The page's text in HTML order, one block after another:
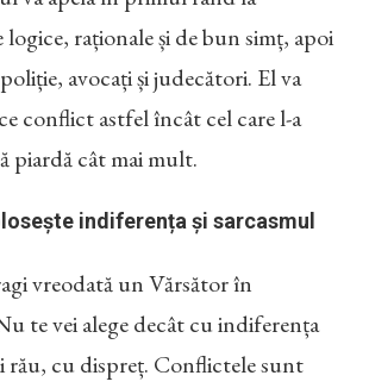
raționale și de bun simț, apoi
avocați și judecători. El va
conflict astfel încât cel care l-a
piardă cât mai mult.
indiferența și sarcasmul
vreodată un Vărsător în
te vei alege decât cu indiferența
rău, cu dispreț. Conflictele sunt